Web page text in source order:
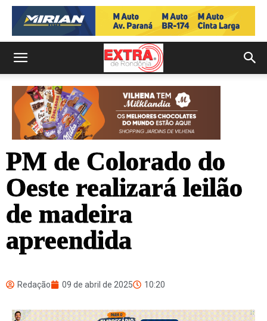
PM de Colorado do
Oeste realizará leilão
de madeira
apreendida
Redação 09 de abril de 2025 10:20